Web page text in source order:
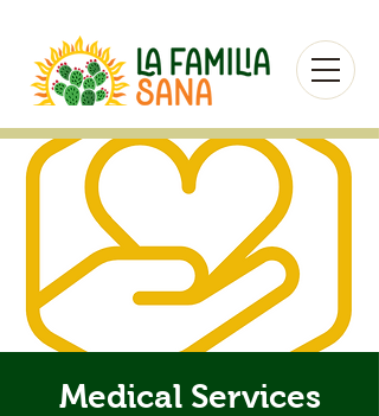
Medical Services